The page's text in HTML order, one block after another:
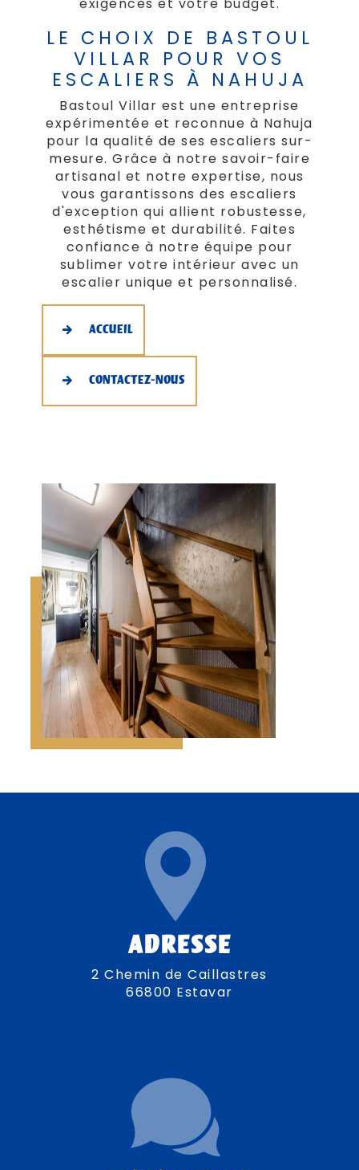
LE CHOIX DE BASTOUL
VILLAR POUR VOS
ESCALIERS À NAHUJA
Bastoul Villar est une entreprise
expérimentée et reconnue à Nahuja
pour la qualité de ses escaliers sur-
mesure. Grâce à notre savoir-faire
artisanal et notre expertise, nous
vous garantissons des escaliers
d'exception qui allient robustesse,
esthétisme et durabilité. Faites
confiance à notre équipe pour
sublimer votre intérieur avec un
escalier unique et personnalisé.
ACCUEIL
CONTACTEZ-NOUS
ADRESSE
2 Chemin de Caillastres
66800 Estavar